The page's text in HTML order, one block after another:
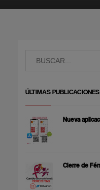
ÚLTIMAS PUBLICACIONES
Nueva
Cierre de